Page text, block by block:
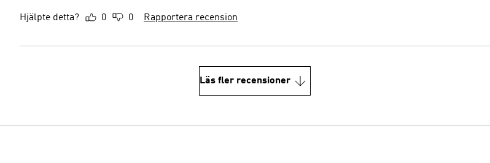
Hjälpte detta? 0 0 Rapportera recension
Läs fler recensioner